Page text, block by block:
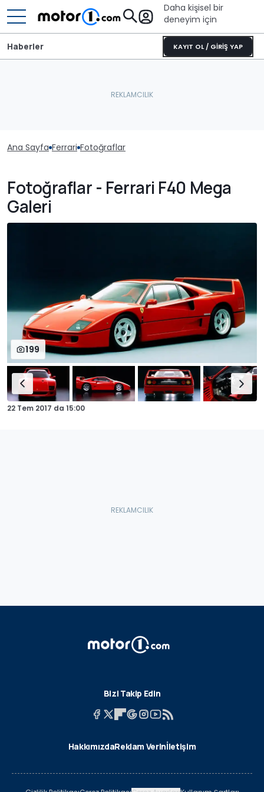
Daha kişisel bir
deneyim için
KAYIT OL / GİRİŞ YAP
Haberler
Ana Sayfa Ferrari Fotoğraflar
Fotoğraflar - Ferrari F40 Mega
Galeri
199
22 Tem 2017 da 15:00
Bizi Takip Edin
HakkımızdaReklam Verinİletişim